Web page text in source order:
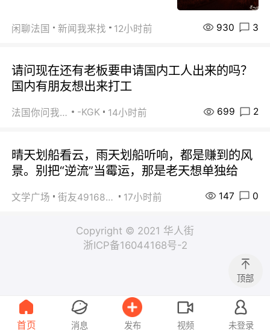
闲聊法国 新闻我来找 12小时前 930 3
请问现在还有老板要申请国内工人出来的吗？
国内有朋友想出来打工
法国你问我答 -KGK 14小时前 699 2
晴天划船看云，雨天划船听响，都是赚到的风
景。别把“逆流”当霉运，那是老天想单独给
文学广场 街友49168527 17小时前 147 0
Copyright © 2021 华人街
浙ICP备16044168号-2
顶部
首页 消息 发布 视频 未登录